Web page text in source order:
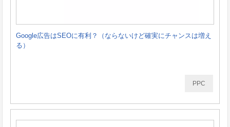
Google広告はSEOに有利？（ならないけど確実にチャンスは増え
る）
PPC